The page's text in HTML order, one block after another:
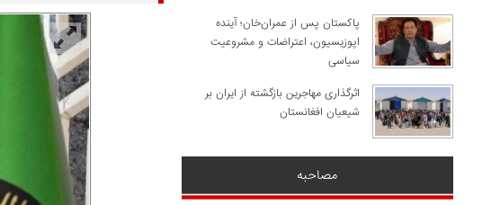
پاکستان پس از عمران‌خان؛ آینده
اپوزیسیون، اعتراضات و مشروعیت
سیاسی
اثرگذاری مهاجرین بازگشته از ایران بر
شیعیان افغانستان
مصاحبه